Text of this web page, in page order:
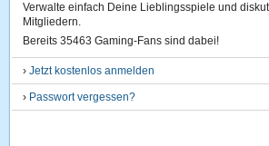
Verwalte einfach Deine Lieblingsspiele und
Mitgliedern.
Bereits 35463 Gaming-Fans sind dabei!
›Jetzt kostenlos anmelden
› Passwort vergessen?